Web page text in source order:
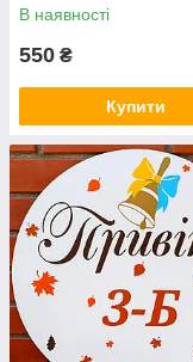
В наявності
550 ₴
Купити